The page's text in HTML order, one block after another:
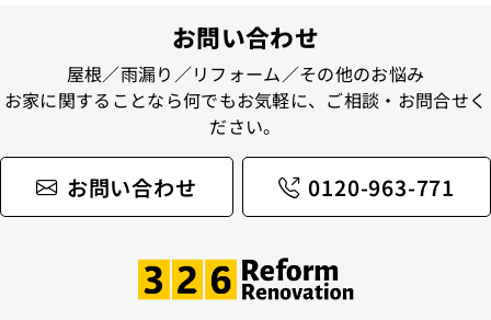
お問い合わせ
屋根／雨漏り／リフォーム／その他のお悩み
お家に関することなら何でもお気軽に、ご相談・お問合せく
ださい。
お問い合わせ 0120-963-771